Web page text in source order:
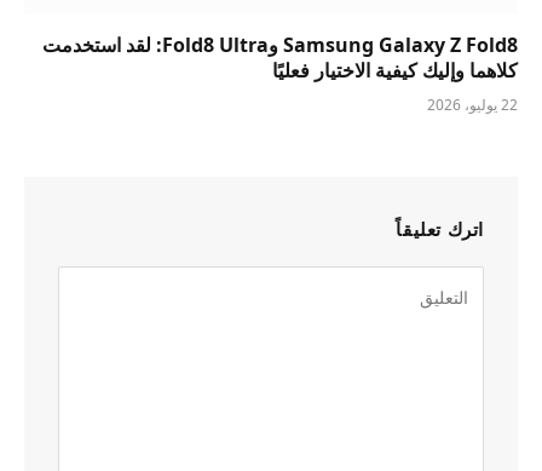
Samsung Galaxy Z Fold8 وFold8 Ultra: لقد استخدمت
كلاهما وإليك كيفية الاختيار فعليًا
22 يوليو، 2026
اترك تعليقاً